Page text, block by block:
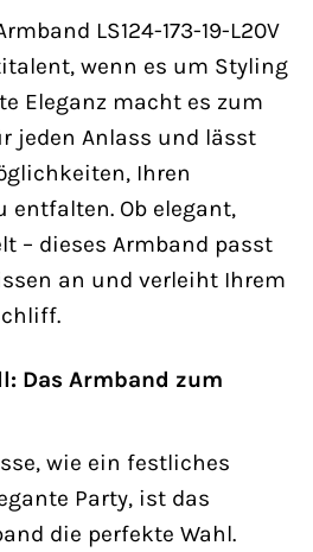
LS124-173-19-L20V
wenn es um Styling
Eleganz macht es zum
jeden Anlass und lässt
Ihren
entfalten. Ob elegant,
– dieses Armband passt
an und verleiht Ihrem
Das Armband zum
wie ein festliches
Party, ist das
die perfekte Wahl.